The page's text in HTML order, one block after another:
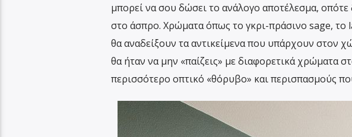
μπορεί να σου δώσει το ανάλογο αποτέλεσμα, οπότε
στο άσπρο. Χρώματα όπως το γκρι-πράσινο sage, το
θα αναδείξουν τα αντικείμενα που υπάρχουν στον
θα ήταν να μην «παίζεις» με διαφορετικά χρώματα
περισσότερο οπτικό «θόρυβο» και περισπασμούς